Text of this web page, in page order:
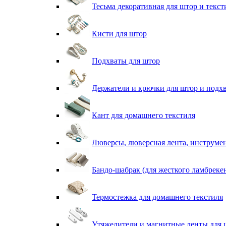
Тесьма декоративная для штор и
Кисти для штор
Подхваты для штор
Держатели и крючки для штор и
Кант для домашнего текстиля
Люверсы, люверсная лента,
Бандо-шабрак (для жесткого
Термостежка для домашнего текстиля
Утяжелители и магнитные ленты для